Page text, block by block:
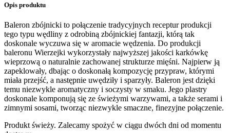
Opis produktu
Baleron zbójnicki to połączenie tradycyjnych receptur produkcji
tego typu wędliny z odrobiną zbójnickiej fantazji, którą tak
doskonale wyczuwa się w aromacie wędzenia. Do produkcji
baleronu Wierzejki wykorzystały najwyższej jakości karkówkę
wieprzową o naturalnie zachowanej strukturze mięśni. Najpierw ją
zapeklowały, dbając o doskonałą kompozycję przypraw, którymi
miała przejść, a następnie uwędziły i sparzyły. Baleron jest dzięki
temu niezwykle aromatyczny i soczysty w smaku. Jego plastry
doskonale komponują się ze świeżymi warzywami, a także serami i
zimnymi sosami, tworząc niezwykle smaczne, finezyjne połączenie.
Produkt świeży. Zalecamy spożyć w ciągu dwóch dni od momentu